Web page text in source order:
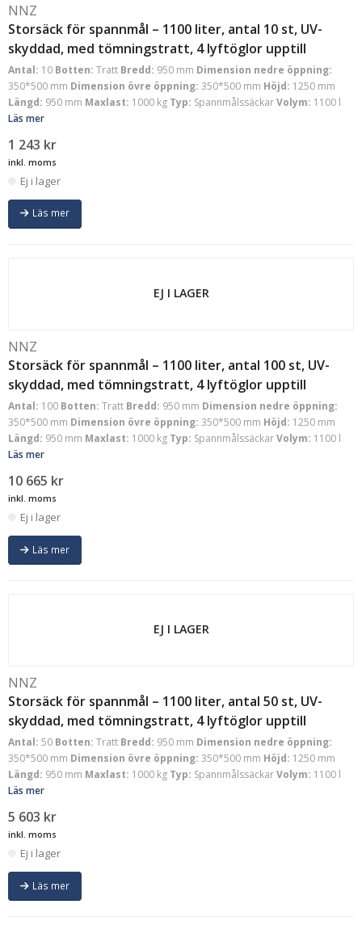
NNZ
Storsäck för spannmål – 1100 liter, antal 10 st, UV-
skyddad, med tömningstratt, 4 lyftöglor upptill
Antal: 10 Botten: Tratt Bredd: 950 mm Dimension nedre öppning:
350*500 mm Dimension övre öppning: 350*500 mm Höjd: 1250 mm
Längd: 950 mm Maxlast: 1000 kg Typ: SpannmålssäckarVolym: 1100 l
Läs mer
1 243 kr
inkl. moms
Ej i lager
Läs mer
EJ I LAGER
NNZ
Storsäck för spannmål – 1100 liter, antal 100 st, UV-
skyddad, med tömningstratt, 4 lyftöglor upptill
Antal: 100 Botten: Tratt Bredd: 950 mm Dimension nedre öppning:
350*500 mm Dimension övre öppning: 350*500 mm Höjd: 1250 mm
Längd: 950 mm Maxlast: 1000 kg Typ: SpannmålssäckarVolym: 1100 l
Läs mer
10 665 kr
inkl. moms
Ej i lager
Läs mer
EJ I LAGER
NNZ
Storsäck för spannmål – 1100 liter, antal 50 st, UV-
skyddad, med tömningstratt, 4 lyftöglor upptill
Antal: 50 Botten: Tratt Bredd: 950 mm Dimension nedre öppning:
350*500 mm Dimension övre öppning: 350*500 mm Höjd: 1250 mm
Längd: 950 mm Maxlast: 1000 kg Typ: SpannmålssäckarVolym: 1100 l
Läs mer
5 603 kr
inkl. moms
Ej i lager
Läs mer